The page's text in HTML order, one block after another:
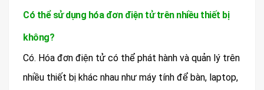
Có thể sử dụng hóa đơn điện tử trên nhiều thiết bị
không?
Có. Hóa đơn điện tử có thể phát hành và quản lý trên
nhiều thiết bị khác nhau như máy tính để bàn, laptop,